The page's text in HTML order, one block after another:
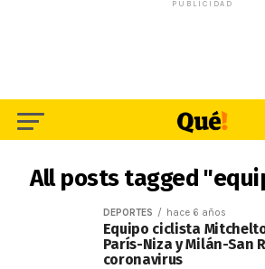
PUBLICIDAD
All posts tagged
DEPORTES hace 6 años
Equipo ciclista
París-Niza y Milán-San
coronavirus